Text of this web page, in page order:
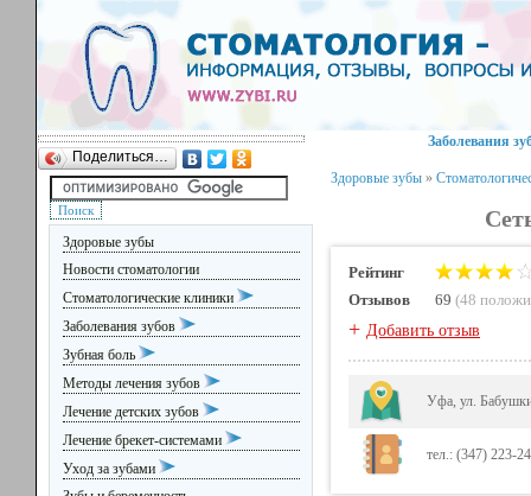
Поделиться…
Здоровые зубы
Новости стоматологии
Стоматологические клиники
Заболевания зубов
Зубная боль
Методы лечения зубов
Лечение детских зубов
Лечение брекет-системами
Уход за зубами
Заболевания
Здоровые зубы »
Рейтинг
Отзывов
69 (48
+ Добавить отзыв
Уфа, ул.
тел.: (347) 223-